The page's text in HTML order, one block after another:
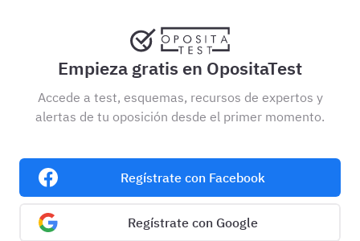
Empieza gratis en OpositaTest
Accede a test, esquemas, recursos de expertos y
alertas de tu oposición desde el primer momento.
Regístrate con Facebook
Regístrate con Google